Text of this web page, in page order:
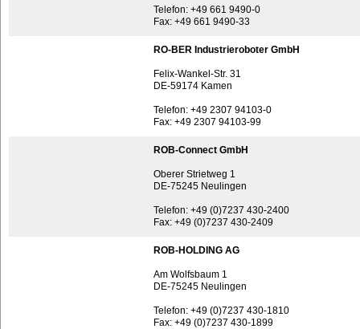
Telefon: +49 661 9490-0
Fax: +49 661 9490-33
RO-BER Industrieroboter GmbH
Felix-Wankel-Str. 31
DE-59174 Kamen
Telefon: +49 2307 94103-0
Fax: +49 2307 94103-99
ROB-Connect GmbH
Oberer Strietweg 1
DE-75245 Neulingen
Telefon: +49 (0)7237 430-2400
Fax: +49 (0)7237 430-2409
ROB-HOLDING AG
Am Wolfsbaum 1
DE-75245 Neulingen
Telefon: +49 (0)7237 430-1810
Fax: +49 (0)7237 430-1899